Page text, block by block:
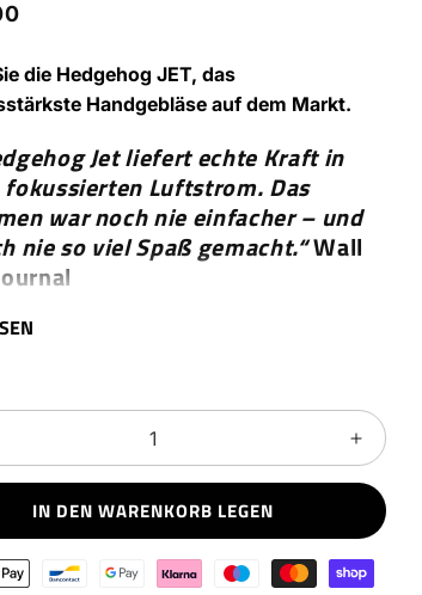
die Hedgehog JET, das
Handgebläse auf dem Markt.
Jet liefert echte Kraft in
fokussierten Luftstrom. Das
war noch nie einfacher – und
nie so viel Spaß gemacht.“Wall
JET ist das stärkste kabellose
in einem schlanken,
Format. Angetrieben durch sechs
mit hoher Kapazität, verzichtet es auf
und ist eine umweltfreundliche,
Lösung. Mit nur 700 g bekämpft
W-Ultra-Gebläse überall Staub, Blätter
– perfekt für Garagen, Ausrüstung und
die
Menge
für
JET
IN DEN WARENKORB LEGEN